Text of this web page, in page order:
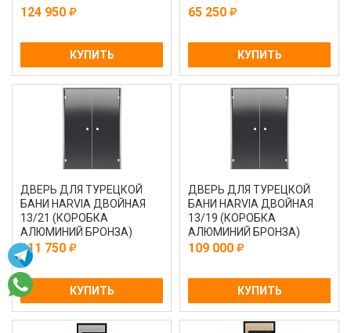
124 950
КУПИТЬ
65 250
КУПИТЬ
ДВЕРЬ ДЛЯ ТУРЕЦКОЙ
БАНИ HARVIA ДВОЙНАЯ
13/21 (КОРОБКА
АЛЮМИНИЙ БРОНЗА)
111 750
КУПИТЬ
ДВЕРЬ ДЛЯ ТУРЕЦКОЙ
БАНИ HARVIA ДВОЙНАЯ
13/19 (КОРОБКА
АЛЮМИНИЙ БРОНЗА)
109 000
КУПИТЬ